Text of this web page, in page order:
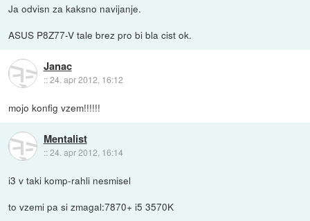
Ja odvisn za kaksno navijanje.
ASUS P8Z77-V tale brez pro bi bla cist ok.
Janac
::24. apr 2012, 16:12
mojo konfig vzem!!!!!!
Mentalist
::24. apr 2012, 16:14
i3 v taki komp-rahli nesmisel
to vzemi pa si zmagal:7870+ i5 3570K